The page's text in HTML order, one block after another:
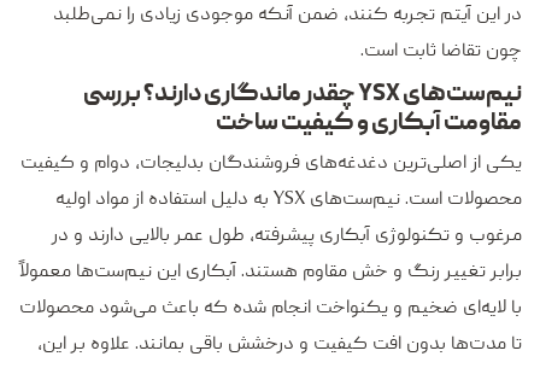
در این آیتم تجربه کنند، ضمن آنکه موجودی زیادی را نمی‌طلبد
چون تقاضا ثابت است.
نیم‌ست‌های YSX چقدر ماندگاری دارند؟ بررسی
مقاومت آبکاری و کیفیت ساخت
یکی از اصلی‌ترین دغدغه‌های فروشندگان بدلیجات، دوام و کیفیت
محصولات است. نیم‌ست‌های YSX به دلیل استفاده از مواد اولیه
مرغوب و تکنولوژی آبکاری پیشرفته، طول عمر بالایی دارند و در
برابر تغییر رنگ و خش مقاوم هستند. آبکاری این نیم‌ست‌ها معمولاً
با لایه‌ای ضخیم و یکنواخت انجام شده که باعث می‌شود محصولات
تا مدت‌ها بدون افت کیفیت و درخشش باقی بمانند. علاوه بر این،